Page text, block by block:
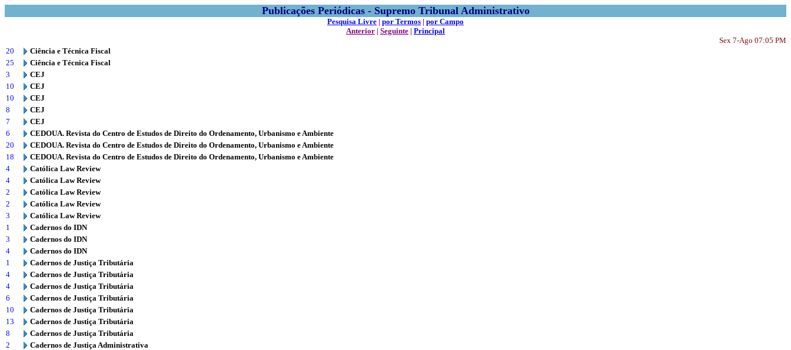
Publicações Periódicas - Supremo Tribunal Administrativo
Pesquisa Livre | por Termos | por Campo
Anterior | Seguinte | Principal
Sex 7-Ago 07:05 PM
20
Ciência e Técnica Fiscal
25
Ciência e Técnica Fiscal
3
CEJ
10
CEJ
10
CEJ
8
CEJ
7
CEJ
6
CEDOUA. Revista do Centro de Estudos de Direito do Ordenamento, Urbanismo e Ambiente
20
CEDOUA. Revista do Centro de Estudos de Direito do Ordenamento, Urbanismo e Ambiente
18
CEDOUA. Revista do Centro de Estudos de Direito do Ordenamento, Urbanismo e Ambiente
4
Católica Law Review
4
Católica Law Review
2
Católica Law Review
2
Católica Law Review
3
Católica Law Review
1
Cadernos do IDN
3
Cadernos do IDN
4
Cadernos do IDN
1
Cadernos de Justiça Tributária
4
Cadernos de Justiça Tributária
4
Cadernos de Justiça Tributária
6
Cadernos de Justiça Tributária
10
Cadernos de Justiça Tributária
13
Cadernos de Justiça Tributária
8
Cadernos de Justiça Tributária
2
Cadernos de Justiça Administrativa